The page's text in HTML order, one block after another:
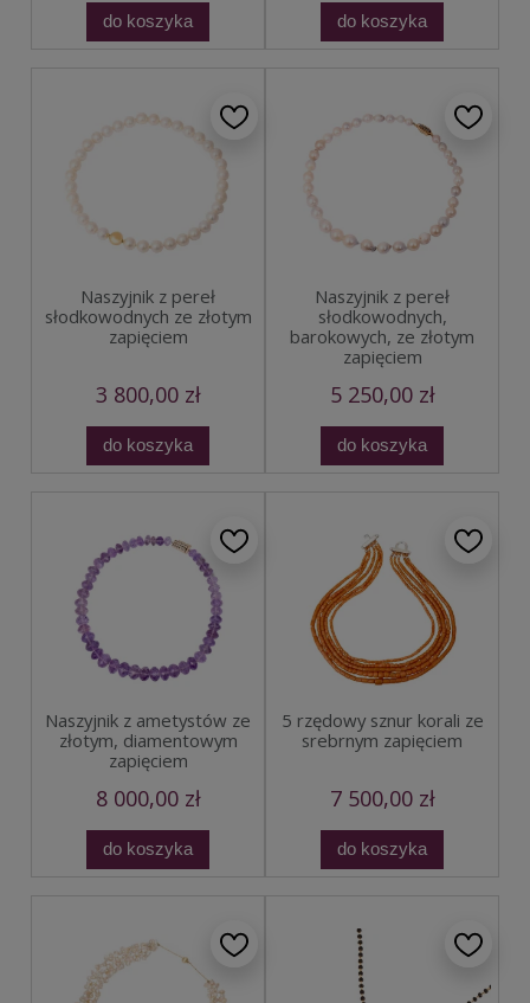
do koszyka do koszyka
Naszyjnik z pereł
słodkowodnych ze złotym
zapięciem
3 800,00 zł
do koszyka
Naszyjnik z pereł
słodkowodnych,
barokowych, ze złotym
zapięciem
5 250,00 zł
do koszyka
Naszyjnik z ametystów ze
złotym, diamentowym
zapięciem
8 000,00 zł
do koszyka
5 rzędowy sznur korali ze
srebrnym zapięciem
7 500,00 zł
do koszyka